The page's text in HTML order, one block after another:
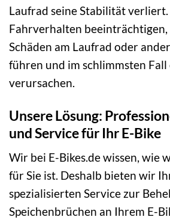
Laufrad seine Stabilität verliert.
Fahrverhalten
Schäden am Laufrad oder
führen und im schlimmsten Fall
verursachen.
Unsere Lösung:
und Service für Ihr E-Bike
Wir bei E-Bikes.de wissen, wie
für Sie ist. Deshalb bieten wir
spezialisierten Service zur
Speichenbrüchen an Ihrem E-